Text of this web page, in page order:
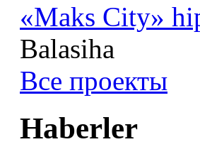
«Maks City»
Balasiha
Все проекты
Haberler